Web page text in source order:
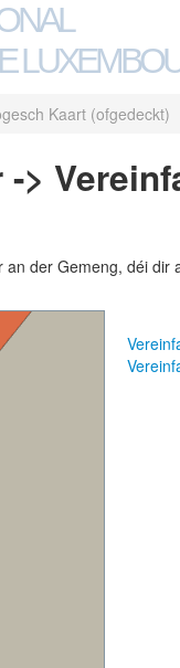
Kaart (ofgedeckt)
>
der Gemeng, déi